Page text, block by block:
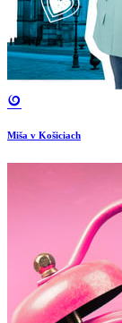
Miša v Košiciach